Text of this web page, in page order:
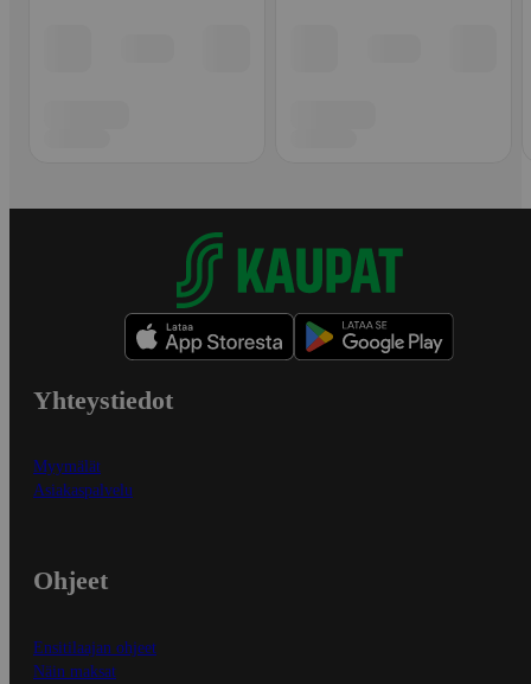
Yhteystiedot
Myymälät
Asiakaspalvelu
Ohjeet
Ensitilaajan ohjeet
Näin maksat